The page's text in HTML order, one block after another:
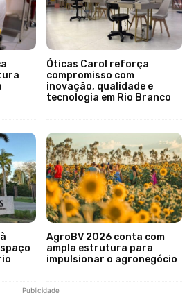
Óticas Carol reforça
compromisso com
inovação, qualidade e
tecnologia em Rio Branco
AgroBV 2026 conta com
ampla estrutura para
impulsionar o agronegócio
Publicidade